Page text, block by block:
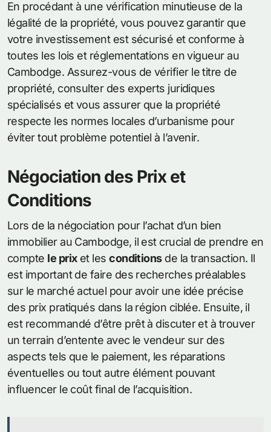
En procédant à une vérification minutieuse de la
légalité de la propriété, vous pouvez garantir que
votre investissement est sécurisé et conforme à
toutes les lois et réglementations en vigueur au
Cambodge. Assurez-vous de vérifier le titre de
propriété, consulter des experts juridiques
spécialisés et vous assurer que la propriété
respecte les normes locales d’urbanisme pour
éviter tout problème potentiel à l’avenir.
Négociation des Prix et
Conditions
Lors de la négociation pour l’achat d’un bien
immobilier au Cambodge, il est crucial de prendre en
compte le prixet lesconditionsde la transaction. Il
est important de faire des recherches préalables
sur le marché actuel pour avoir une idée précise
des prix pratiqués dans la région ciblée. Ensuite, il
est recommandé d’être prêt à discuter et à trouver
un terrain d’entente avec le vendeur sur des
aspects tels que le paiement, les réparations
éventuelles ou tout autre élément pouvant
influencer le coût final de l’acquisition.